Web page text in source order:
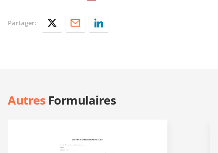
Partager:
Autres Formulaires